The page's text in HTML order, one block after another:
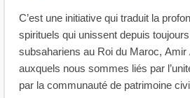
C’est une initiative qui traduit la
spirituels qui unissent depuis
subsahariens au Roi du Maroc,
auxquels nous sommes liés par
par la communauté de patrimoine